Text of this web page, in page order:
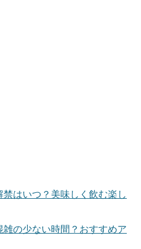
はいつ？美味しく飲む楽し
の少ない時間？おすすめア